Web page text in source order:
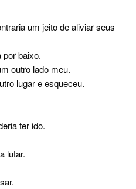
um jeito de aliviar seus
por baixo.
outro lado meu.
lugar e esqueceu.
ter ido.
lutar.